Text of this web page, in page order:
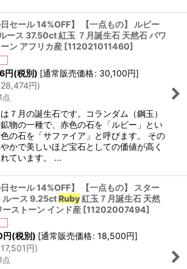
日セール 14%OFF】 【一点もの】 ルビー
ース 37.50ct 紅玉 ７月誕生石 天然石 パワ
ン アフリカ産 [112021011460]
円(税別) [通常販売価格: 30,100円]
28,474円)
点
７月の誕生石です。コランダム（鋼玉）
物の一種で、赤色の石を「ルビー」とい
の石を「サファイア」と呼びます。 その
かで美しいほど宝石としての価値が高く
ています。 …
日セール 14%OFF】 【一点もの】 スター
ルース 9.25ctRuby紅玉７月誕生石 天然
ーストーン インド産 [11202007494]
円(税別) [通常販売価格: 18,500円]
17,501円)
点